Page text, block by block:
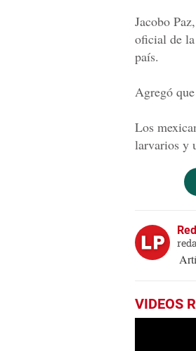
Jacobo
oficial de
país.
Agregó
Los
larvarios y
VIDEOS